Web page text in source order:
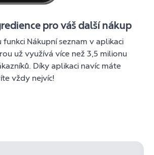
pro váš další nákup
Nákupní seznam v aplikaci
už využívá více než 3,5 milionu
Díky aplikaci navíc máte
vždy nejvíc!